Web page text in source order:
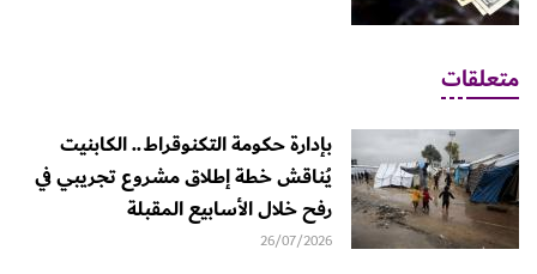
متعلقات
بإدارة حكومة التكنوقراط.. الكابنيت
يُناقش خطة إطلاق مشروع تجريبي في
رفح خلال الأسابيع المقبلة
26/07/2026